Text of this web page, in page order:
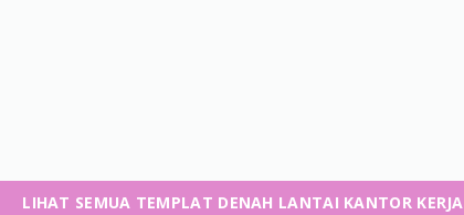
LIHAT SEMUA TEMPLAT DENAH LANTAI KANTOR KERJA